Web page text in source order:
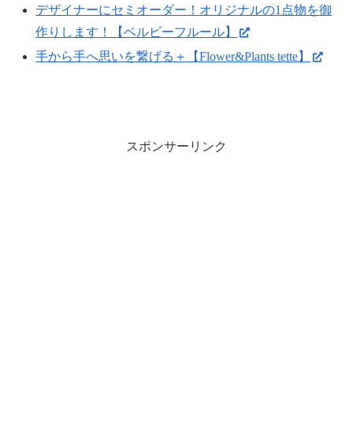
デザイナーにセミオーダー！オリジナルの1点物を御
作りします！【ベルビーフルール】
手から手へ思いを繋げる＋【Flower&Plants tette】
スポンサーリンク